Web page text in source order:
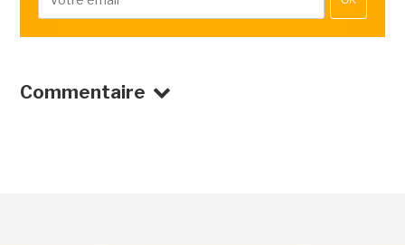
Commentaire